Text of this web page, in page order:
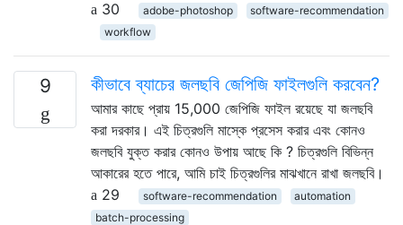
30
adobe-photoshop
software-recommendation
workflow
9 কীভাবে ব্যাচের জলছবি জেপিজি ফাইলগুলি করবেন?
আমার কাছে প্রায় 15,000 জেপিজি ফাইল রয়েছে যা জলছবি
করা দরকার। এই চিত্রগুলি মাস্কে প্রসেস করার এবং কোনও
জলছবি যুক্ত করার কোনও উপায় আছে কি ? চিত্রগুলি বিভিন্ন
আকারের হতে পারে, আমি চাই চিত্রগুলির মাঝখানে রাখা জলছবি।
29
software-recommendation
automation
batch-processing